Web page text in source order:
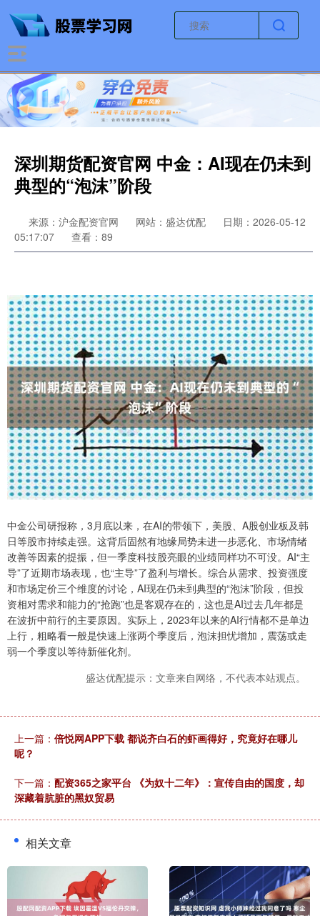
深圳期货配资官网 中金：AI现在仍未到
典型的“泡沫”阶段
来源：沪金配资官网 网站：盛达优配
日期：2026-05-12
05:17:07
查看：89
中金公司研报称，3月底以来，在AI的带领下，美股、A股创业板及韩
日等股市持续走强。这背后固然有地缘局势未进一步恶化、市场情绪
改善等因素的提振，但一季度科技股亮眼的业绩同样功不可没。AI“主
导”了近期市场表现，也“主导”了盈利与增长。综合从需求、投资强度
和市场定价三个维度的讨论，AI现在仍未到典型的“泡沫”阶段，但投
资相对需求和能力的“抢跑”也是客观存在的，这也是AI过去几年都是
在波折中前行的主要原因。实际上，2023年以来的AI行情都不是单边
上行，粗略看一般是快速上涨两个季度后，泡沫担忧增加，震荡或走
弱一个季度以等待新催化剂。
盛达优配提示：文章来自网络，不代表本站观点。
上一篇： 倍悦网APP下载 都说齐白石的虾画得好，究竟好在哪儿
呢？
下一篇： 配资365之家平台 《为奴十二年》：宣传自由的国度，却
深藏着肮脏的黑奴贸易
相关文章